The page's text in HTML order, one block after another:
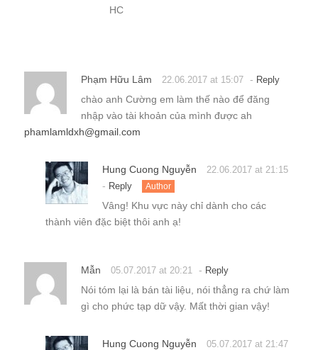
HC
Phạm Hữu Lâm 22.06.2017 at 15:07 - Reply
chào anh Cường em làm thế nào để đăng
nhập vào tài khoản của mình được ah
phamlamldxh@gmail.com
Hung Cuong Nguyễn 22.06.2017 at 21:15
- Reply Author
Vâng! Khu vực này chỉ dành cho các
thành viên đặc biệt thôi anh ạ!
Mẫn 05.07.2017 at 20:21 - Reply
Nói tóm lại là bán tài liệu, nói thẳng ra chứ làm
gì cho phức tạp dữ vậy. Mất thời gian vậy!
Hung Cuong Nguyễn 05.07.2017 at 21:47